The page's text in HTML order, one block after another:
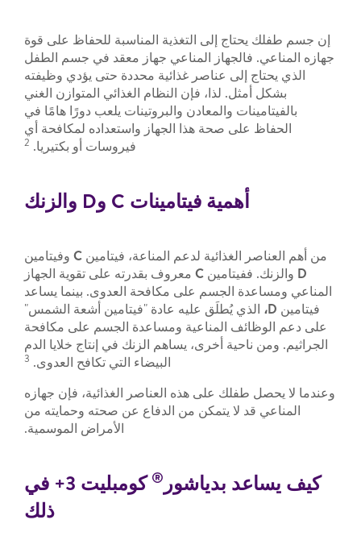
إن جسم طفلك يحتاج إلى التغذية المناسبة للحفاظ على قوة
جهازه المناعي. فالجهاز المناعي جهاز معقد في جسم الطفل
الذي يحتاج إلى عناصر غذائية محددة حتى يؤدي وظيفته
بشكل أمثل. لذا، فإن النظام الغذائي المتوازن الغني
بالفيتامينات والمعادن والبروتينات يلعب دورًا هامًا في
الحفاظ على صحة هذا الجهاز واستعداده لمكافحة أي
فيروسات أو بكتيريا. 2
أهمية فيتامينات C وD والزنك
من أهم العناصر الغذائية لدعم المناعة، فيتامين C وفيتامين
D والزنك. ففيتامين C معروف بقدرته على تقوية الجهاز
المناعي ومساعدة الجسم على مكافحة العدوى. بينما يساعد
فيتامين D، الذي يُطلَق عليه عادة "فيتامين أشعة الشمس"
على دعم الوظائف المناعية ومساعدة الجسم على مكافحة
الجراثيم. ومن ناحية أخرى، يساهم الزنك في إنتاج خلايا الدم
البيضاء التي تكافح العدوى. 3
وعندما لا يحصل طفلك على هذه العناصر الغذائية، فإن جهازه
المناعي قد لا يتمكن من الدفاع عن صحته وحمايته من
الأمراض الموسمية.
كيف يساعد بدياشور ®
كومبليت 3+ في
ذلك